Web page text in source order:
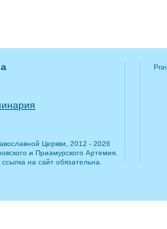
Церкви, 2012 - 2026
и Приамурского Артемия.
на сайт обязательна.